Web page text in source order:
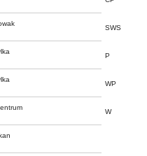
SWS
P
WP
W